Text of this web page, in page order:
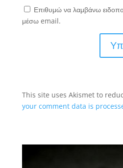
Επιθυμώ να λαμβάνω
μέσω email.
This site uses Akismet to
your comment data is